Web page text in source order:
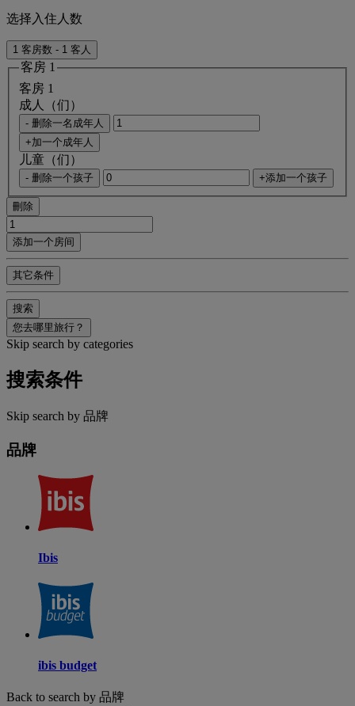
选择入住人数
1 客房数 - 1 客人
客房 1
客房 1
成人（们）
- 删除一名成年人
+加一个成年人
儿童（们）
- 删除一个孩子 +添加一个孩子
刪除
添加一个房间
其它条件
搜索
您去哪里旅行？
Skip search by categories
搜索条件
Skip search by 品牌
品牌
Ibis
ibis budget
Back to search by 品牌